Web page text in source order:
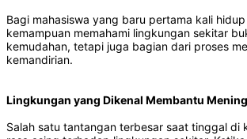
Bagi mahasiswa yang baru pertama kali
kemampuan memahami lingkungan sekitar
kemudahan, tetapi juga bagian dari proses
kemandirian.
Lingkungan yang Dikenal Membantu
Salah satu tantangan terbesar saat tinggal di